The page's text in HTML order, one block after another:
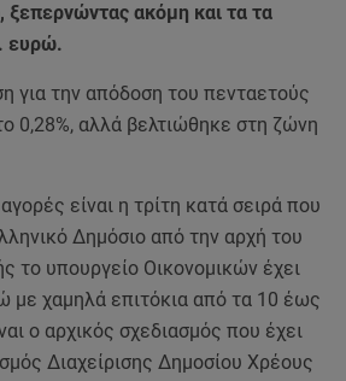
ξεπερνώντας ακόμη και τα τα
ευρώ.
για την απόδοση του πενταετούς
0,28%, αλλά βελτιώθηκε στη ζώνη
είναι η τρίτη κατά σειρά που
Δημόσιο από την αρχή του
το υπουργείο Οικονομικών έχει
με χαμηλά επιτόκια από τα 10 έως
ο αρχικός σχεδιασμός που έχει
Διαχείρισης Δημοσίου Χρέους